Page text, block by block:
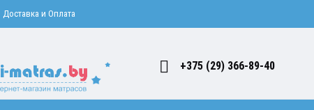
Доставка и Оплата
+375 (29) 366-89-40